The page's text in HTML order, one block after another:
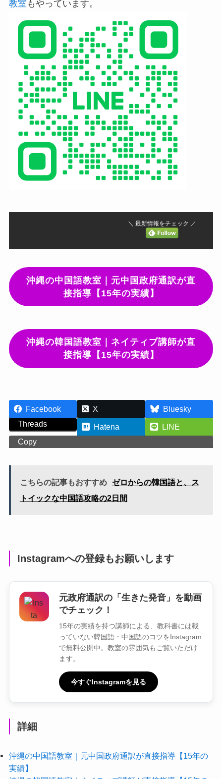
教室 もやっています。
＼ 最新情報をチェック ／
沖縄の中国語教室｜元中国政府通訳が直
接指導【15年の実績】
沖縄の韓国語教室｜ネイティブ講師が直
接指導【15年の実績】
Facebook X
Bluesky
Threads
Hatena
LINE
Copy
こちらの記事もおすすめ ゼロからの韓国語と、ス
トイックな中国語攻略の2日間
Instagramへの登録もお願いします
元政府通訳の「生きた発音」を動画
でチェック！
15年の実績を持つ講師による、教科書には載
っていない韓国語・中国語のコツをInstagram
で無料公開中。教室の雰囲気もご覧いただけ
ます。
今すぐInstagramを見る
詳細
沖縄の中国語教室｜元中国政府通訳が直接指導【15年の
実績】